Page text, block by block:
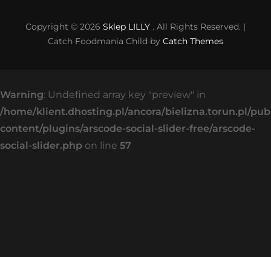
Copyright © 2026 Sklep LILLY . All Rights Reserved. |
Catch Foodmania Child by Catch Themes
Warning: Undefined array key "preview" in
/home/klient.dhosting.pl/ancora/bielizna.torun.pl/
content/plugins/arscode-social-slider-free/arscode-
social-slider.php on line 57